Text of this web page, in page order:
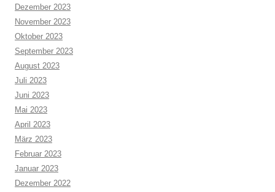
Dezember 2023
November 2023
Oktober 2023
September 2023
August 2023
Juli 2023
Juni 2023
Mai 2023
April 2023
März 2023
Februar 2023
Januar 2023
Dezember 2022